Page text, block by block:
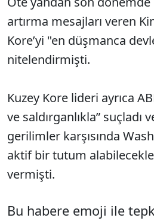
artırma mesajları veren
Kore’yi "en düşmanca
nitelendirmişti.
Kuzey Kore lideri ayrıca
ve saldırganlıkla” suçladı
gerilimler karşısında
aktif bir tutum
vermişti.
Bu habere emoji ile